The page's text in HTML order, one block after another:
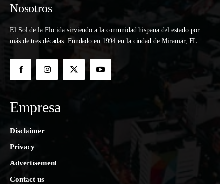
Nosotros
El Sol de la Florida sirviendo a la comunidad hispana del estado por
más de tres décadas. Fundado en 1994 en la ciudad de Miramar, FL.
Empresa
Disclaimer
Privacy
Advertisement
Contact us